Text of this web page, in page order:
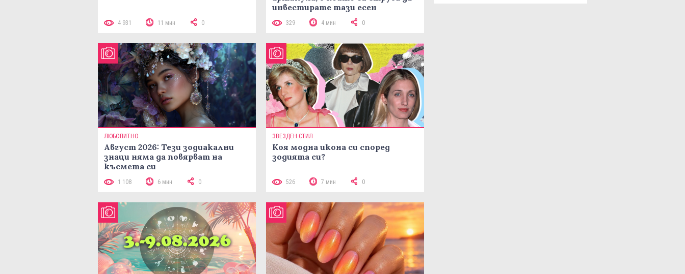
4 931 11 мин 0
инвестирате тази есен
329 4 мин 0
ЛЮБОПИТНО
Август 2026: Тези зодиакални
знаци няма да повярват на
късмета си
1 108 6 мин 0
ЗВЕЗДЕН СТИЛ
Коя модна икона си според
зодията си?
526 7 мин 0